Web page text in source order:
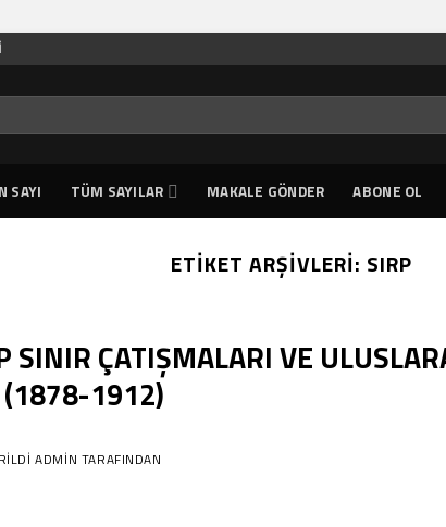
SAYI TÜM SAYILAR MAKALE GÖNDER ABONE OL
ETIKET ARŞIVLERI: SIRP
SINIR ÇATIŞMALARI VE
(1878-1912)
ADMIN TARAFINDAN